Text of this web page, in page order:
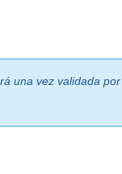
una vez validada